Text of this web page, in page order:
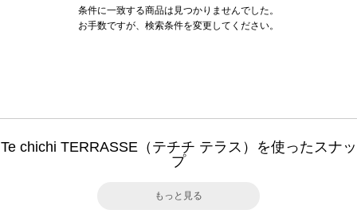
条件に一致する商品は見つかりませんでした。
お手数ですが、検索条件を変更してください。
Te chichi TERRASSE（テチチ テラス）を使ったスナッ
プ
もっと見る